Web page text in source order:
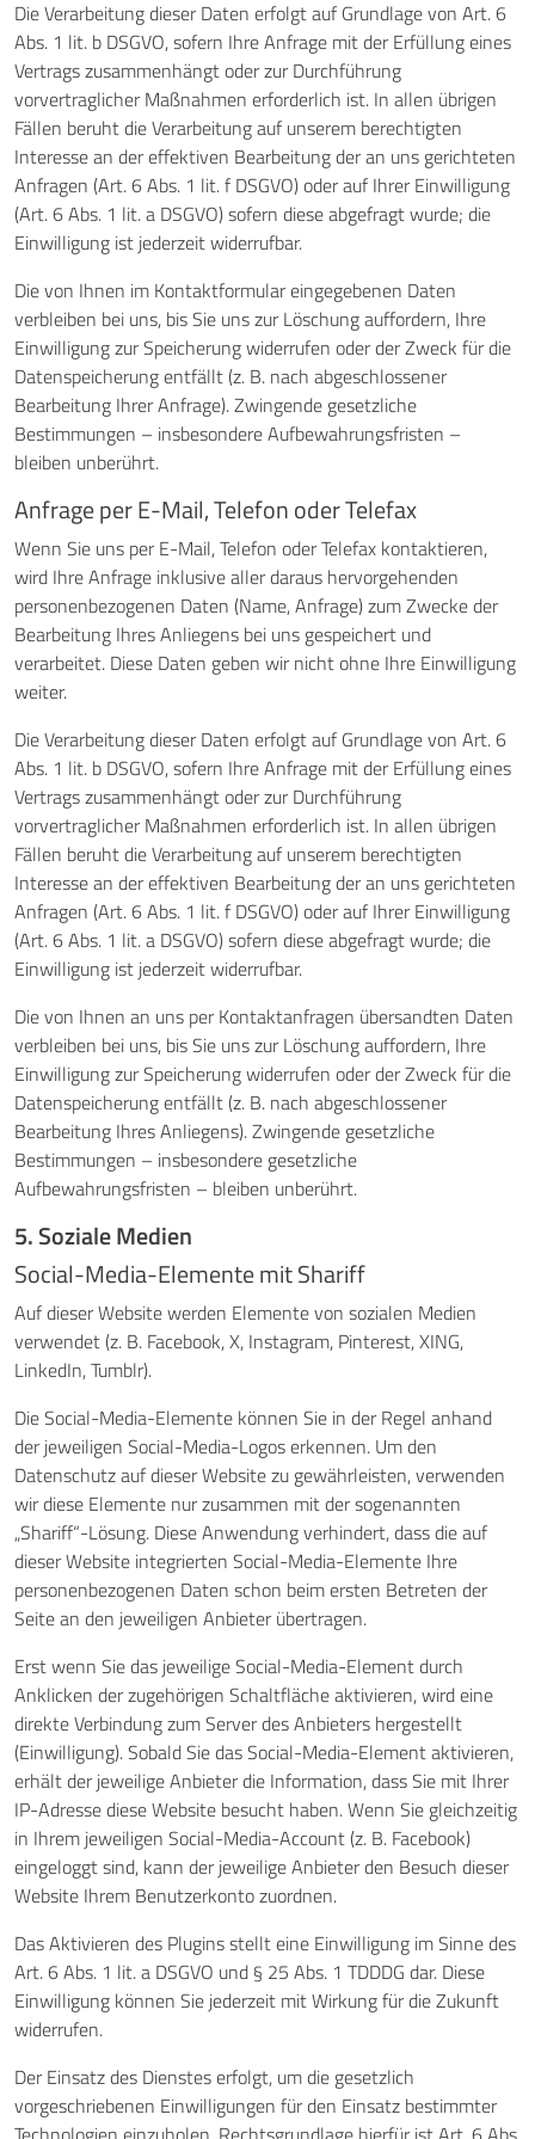
Die Verarbeitung dieser Daten erfolgt auf Grundlage von Art. 6
Abs. 1 lit. b DSGVO, sofern Ihre Anfrage mit der Erfüllung eines
Vertrags zusammenhängt oder zur Durchführung
vorvertraglicher Maßnahmen erforderlich ist. In allen übrigen
Fällen beruht die Verarbeitung auf unserem berechtigten
Interesse an der effektiven Bearbeitung der an uns gerichteten
Anfragen (Art. 6 Abs. 1 lit. f DSGVO) oder auf Ihrer Einwilligung
(Art. 6 Abs. 1 lit. a DSGVO) sofern diese abgefragt wurde; die
Einwilligung ist jederzeit widerrufbar.
Die von Ihnen im Kontaktformular eingegebenen Daten
verbleiben bei uns, bis Sie uns zur Löschung auffordern, Ihre
Einwilligung zur Speicherung widerrufen oder der Zweck für die
Datenspeicherung entfällt (z. B. nach abgeschlossener
Bearbeitung Ihrer Anfrage). Zwingende gesetzliche
Bestimmungen – insbesondere Aufbewahrungsfristen –
bleiben unberührt.
Anfrage per E-Mail, Telefon oder Telefax
Wenn Sie uns per E-Mail, Telefon oder Telefax kontaktieren,
wird Ihre Anfrage inklusive aller daraus hervorgehenden
personenbezogenen Daten (Name, Anfrage) zum Zwecke der
Bearbeitung Ihres Anliegens bei uns gespeichert und
verarbeitet. Diese Daten geben wir nicht ohne Ihre Einwilligung
weiter.
Die Verarbeitung dieser Daten erfolgt auf Grundlage von Art. 6
Abs. 1 lit. b DSGVO, sofern Ihre Anfrage mit der Erfüllung eines
Vertrags zusammenhängt oder zur Durchführung
vorvertraglicher Maßnahmen erforderlich ist. In allen übrigen
Fällen beruht die Verarbeitung auf unserem berechtigten
Interesse an der effektiven Bearbeitung der an uns gerichteten
Anfragen (Art. 6 Abs. 1 lit. f DSGVO) oder auf Ihrer Einwilligung
(Art. 6 Abs. 1 lit. a DSGVO) sofern diese abgefragt wurde; die
Einwilligung ist jederzeit widerrufbar.
Die von Ihnen an uns per Kontaktanfragen übersandten Daten
verbleiben bei uns, bis Sie uns zur Löschung auffordern, Ihre
Einwilligung zur Speicherung widerrufen oder der Zweck für die
Datenspeicherung entfällt (z. B. nach abgeschlossener
Bearbeitung Ihres Anliegens). Zwingende gesetzliche
Bestimmungen – insbesondere gesetzliche
Aufbewahrungsfristen – bleiben unberührt.
5. Soziale Medien
Social-Media-Elemente mit Shariff
Auf dieser Website werden Elemente von sozialen Medien
verwendet (z. B. Facebook, X, Instagram, Pinterest, XING,
LinkedIn, Tumblr).
Die Social-Media-Elemente können Sie in der Regel anhand
der jeweiligen Social-Media-Logos erkennen. Um den
Datenschutz auf dieser Website zu gewährleisten, verwenden
wir diese Elemente nur zusammen mit der sogenannten
„Shariff“-Lösung. Diese Anwendung verhindert, dass die auf
dieser Website integrierten Social-Media-Elemente Ihre
personenbezogenen Daten schon beim ersten Betreten der
Seite an den jeweiligen Anbieter übertragen.
Erst wenn Sie das jeweilige Social-Media-Element durch
Anklicken der zugehörigen Schaltfläche aktivieren, wird eine
direkte Verbindung zum Server des Anbieters hergestellt
(Einwilligung). Sobald Sie das Social-Media-Element aktivieren,
erhält der jeweilige Anbieter die Information, dass Sie mit Ihrer
IP-Adresse diese Website besucht haben. Wenn Sie gleichzeitig
in Ihrem jeweiligen Social-Media-Account (z. B. Facebook)
eingeloggt sind, kann der jeweilige Anbieter den Besuch dieser
Website Ihrem Benutzerkonto zuordnen.
Das Aktivieren des Plugins stellt eine Einwilligung im Sinne des
Art. 6 Abs. 1 lit. a DSGVO und § 25 Abs. 1 TDDDG dar. Diese
Einwilligung können Sie jederzeit mit Wirkung für die Zukunft
widerrufen.
Der Einsatz des Dienstes erfolgt, um die gesetzlich
vorgeschriebenen Einwilligungen für den Einsatz bestimmter